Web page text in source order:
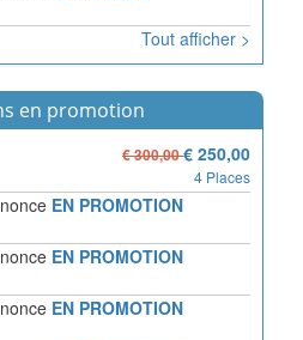
Tout afficher >
en promotion
€ 300,00€ 250,00
4 Places
EN PROMOTION
EN PROMOTION
EN PROMOTION